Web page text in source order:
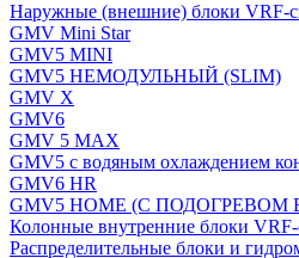
Наружные (внешние) блоки VRF-
GMV Mini Star
GMV5 MINI
GMV5 НЕМОДУЛЬНЫЙ (SLIM)
GMV X
GMV6
GMV 5 MAX
GMV5 с водяным охлаждением
GMV6 HR
GMV5 HOME (С ПОДОГРЕВОМ
Колонные внутренние блоки VRF-
Распределительные блоки и